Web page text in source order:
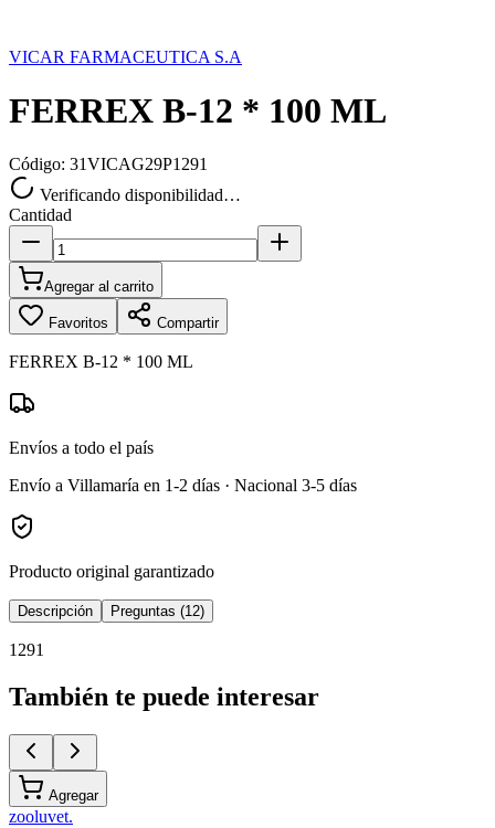
VICAR FARMACEUTICA S.A
FERREX B-12 * 100 ML
Código: 31VICAG29P1291
Verificando disponibilidad…
Cantidad
Agregar al carrito
Favoritos Compartir
FERREX B-12 * 100 ML
Envíos a todo el país
Envío a Villamaría en 1-2 días · Nacional 3-5 días
Producto original garantizado
Descripción Preguntas (12)
1291
También te puede interesar
Agregar
zooluvet.